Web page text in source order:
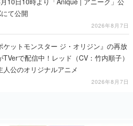
て公開
2026年8月7日
ケットモンスター ジ・オリジン』の再放
TVerで配信中！レッド（CV：竹内順子）
人公のオリジナルアニメ
2026年8月7日